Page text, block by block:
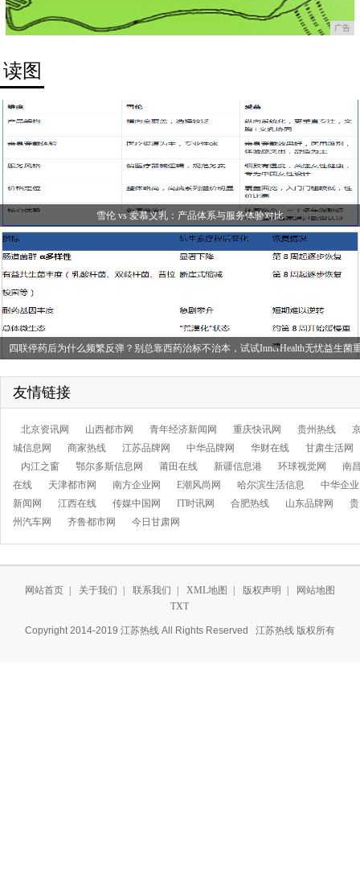
广告
读图
雪伦 vs 爱慕义乳：产品体系与服务体验对比
四联停药后为什么频繁反弹？别总靠西药治标不治本，试试InnerHealth无忧益生菌
频繁反胃酸、烧心、胃部不适日常怎么调理？别再陷入边坏边修的误区，试试
InnerHealth无忧益生菌
友情链接
北京资讯网 山西都市网 青年经济新闻网 重庆快讯网 贵州热线
城信息网
商家热线 江苏品牌网 中华品牌网 华财在线
甘肃生活网
内江之窗
鄂尔多斯信息网 莆田在线 新疆信息港 环球视觉网
南
在线
天津都市网 南方企业网 E潮风尚网 哈尔滨生活信息
中华企业
新闻网
江西在线 传媒中国网 IT时讯网 合肥热线 山东品牌网
贵
州汽车网
齐鲁都市网 今日甘肃网
网站首页 关于我们 联系我们 XML地图 版权声明
网站地图
TXT
Copyright 2014-2019 江苏热线 All Rights Reserved 江苏热线版权所有